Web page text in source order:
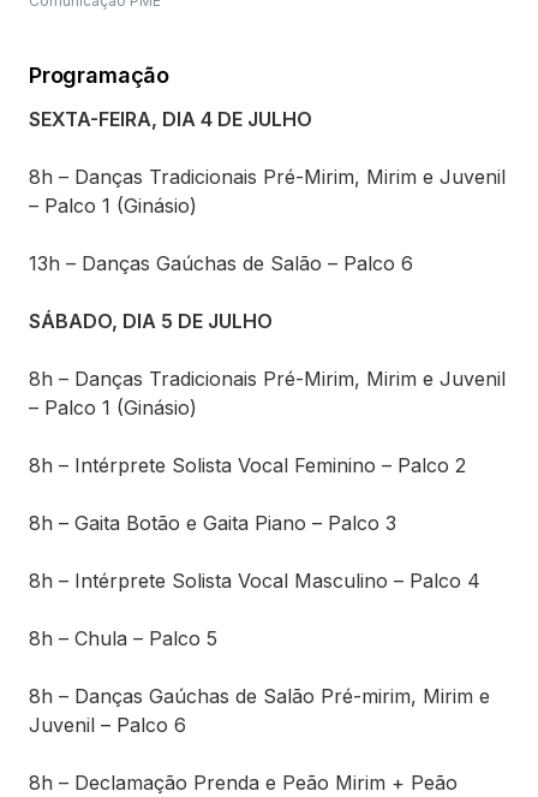
Programação
SEXTA-FEIRA, DIA 4 DE JULHO
8h – Danças Tradicionais Pré-Mirim, Mirim e Juvenil
– Palco 1 (Ginásio)
13h – Danças Gaúchas de Salão – Palco 6
SÁBADO, DIA 5 DE JULHO
8h – Danças Tradicionais Pré-Mirim, Mirim e Juvenil
– Palco 1 (Ginásio)
8h – Intérprete Solista Vocal Feminino – Palco 2
8h – Gaita Botão e Gaita Piano – Palco 3
8h – Intérprete Solista Vocal Masculino – Palco 4
8h – Chula – Palco 5
8h – Danças Gaúchas de Salão Pré-mirim, Mirim e
Juvenil – Palco 6
8h – Declamação Prenda e Peão Mirim + Peão